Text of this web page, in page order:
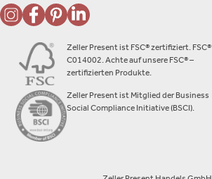
Zeller Present ist FSC® zertifiziert. FSC®
C014002. Achte auf unsere FSC® –
zertifizierten Produkte.
Zeller Present ist Mitglied der Business
Social Compliance Initiative (BSCI).